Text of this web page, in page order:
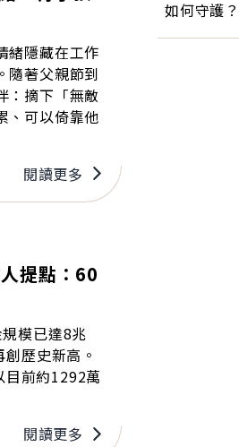
能面臨財產
緒隱藏在工作
隨著父親節到
：摘下「無敵
、可以倚靠他
閱讀更多
提點：60
模已達8兆
歷史新高。
前約1292萬
閱讀更多
如何守護？